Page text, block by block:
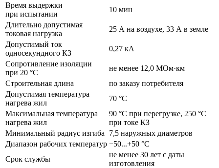
Время выдержки
при испытании
10 мин
Длительно допустимая
токовая нагрузка
25 А на воздухе, 33 А в земле
Допустимый ток
односекундного КЗ
0,27 кА
Сопротивление изоляции
при 20 °C
не менее 12,0 МОм·км
Строительная длина
по заказу потребителя
Допустимая температура
нагрева жил
70 °C
Максимальная температура
нагрева жил
90 °C при перегрузке, 250 °C
при токе КЗ
Минимальный радиус изгиба
7,5 наружных диаметров
Диапазон рабочих температур −50...+50 °C
Срок службы
не менее 30 лет с даты
изготовления